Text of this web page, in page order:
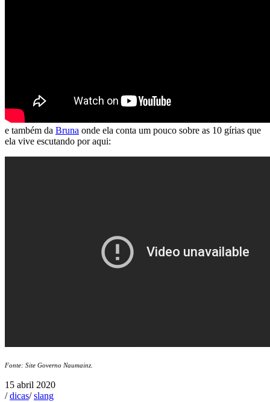
e também da Bruna onde ela conta um pouco sobre as 10 gírias que
ela vive escutando por aqui:
Fonte: Site Governo Naumainz.
15 abril 2020
/ dicas/ slang